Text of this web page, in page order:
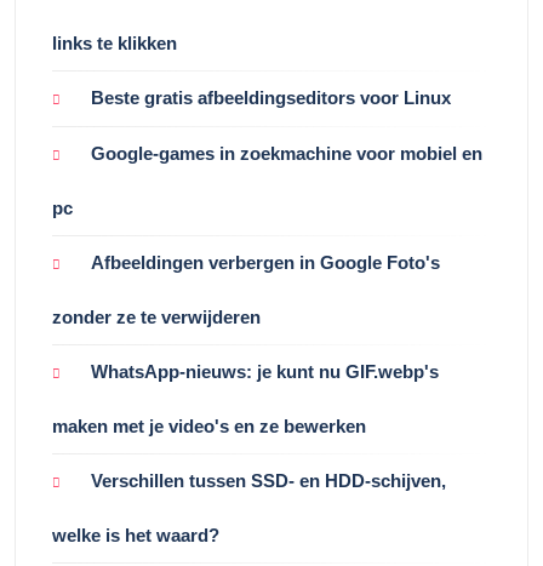
links te klikken
Beste gratis afbeeldingseditors voor Linux
Google-games in zoekmachine voor mobiel en
pc
Afbeeldingen verbergen in Google Foto's
zonder ze te verwijderen
WhatsApp-nieuws: je kunt nu GIF.webp's
maken met je video's en ze bewerken
Verschillen tussen SSD- en HDD-schijven,
welke is het waard?